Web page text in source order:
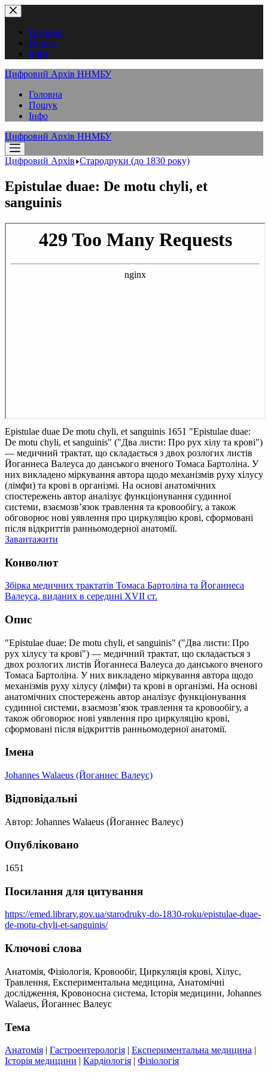
Перейти
до
вмістуГоловна
Пошук
Інфо
Цифровий Архів ННМБУ
Головна
Пошук
Інфо
Цифровий Архів ННМБУ
Цифровий Архів Стародруки (до 1830 року)
Epistulae duae: De motu chyli, et
sanguinis
Epistulae duae De motu chyli, et sanguinis 1651 "Epistulae duae:
De motu chyli, et sanguinis" ("Два листи: Про рух хілу та крові")
— медичний трактат, що складається з двох розлогих листів
Йоганнеса Валеуса до данського вченого Томаса Бартоліна. У
них викладено міркування автора щодо механізмів руху хілусу
(лімфи) та крові в організмі. На основі анатомічних
спостережень автор аналізує функціонування судинної
системи, взаємозв’язок травлення та кровообігу, а також
обговорює нові уявлення про циркуляцію крові, сформовані
після відкриттів ранньомодерної анатомії.
Завантажити
Конволют
Збірка медичних трактатів Томаса Бартоліна та Йоганнеса
Валеуса, виданих в середині XVII ст.
Опис
"Epistulae duae: De motu chyli, et sanguinis" ("Два листи: Про
рух хілусу та крові") — медичний трактат, що складається з
двох розлогих листів Йоганнеса Валеуса до данського вченого
Томаса Бартоліна. У них викладено міркування автора щодо
механізмів руху хілусу (лімфи) та крові в організмі. На основі
анатомічних спостережень автор аналізує функціонування
судинної системи, взаємозв’язок травлення та кровообігу, а
також обговорює нові уявлення про циркуляцію крові,
сформовані після відкриттів ранньомодерної анатомії.
Імена
Johannes Walaeus (Йоганнес Валеус)
Відповідальні
Автор: Johannes Walaeus (Йоганнес Валеус)
Опубліковано
1651
Посилання для цитування
https://emed.library.gov.ua/starodruky-do-1830-roku/epistulae-duae-
de-motu-chyli-et-sanguinis/
Ключові слова
Анатомія, Фізіологія, Кровообіг, Циркуляція крові, Хілус,
Травлення, Експериментальна медицина, Анатомічні
дослідження, Кровоносна система, Історія медицини, Johannes
Walaeus, Йоганнес Валеус
Тема
Анатомія | Гастроентерологія | Експериментальна медицина |
Історія медицини | Кардіологія | Фізіологія